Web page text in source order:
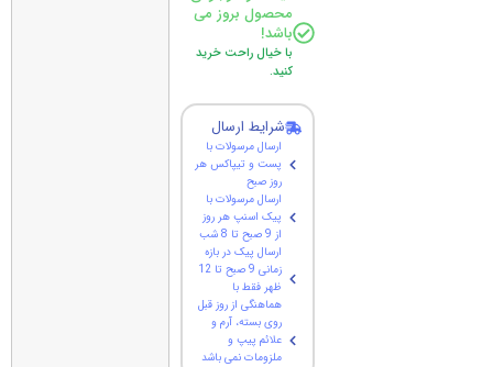
محصول بروز می
باشد!
با خیال راحت خرید
کنید.
شرایط ارسال
ارسال مرسولات با
پست و تیپاکس هر
روز صبح
ارسال مرسولات با
پیک اسنپ هر روز
از 9 صبح تا 8 شب
ارسال پیک در بازه
زمانی 9 صبح تا 12
ظهر فقط با
هماهنگی از روز قبل
روی بسته، آرم و
علائم پیپ و
ملزومات نمی باشد